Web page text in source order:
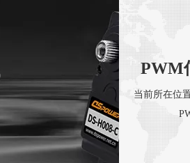
PWM
当前所在位